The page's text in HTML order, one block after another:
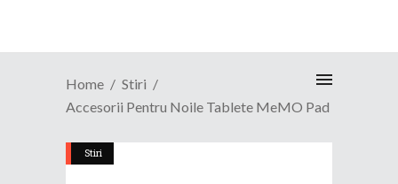
Home
Stiri
Accesorii Pentru Noile Tablete MeMO Pad
Stiri